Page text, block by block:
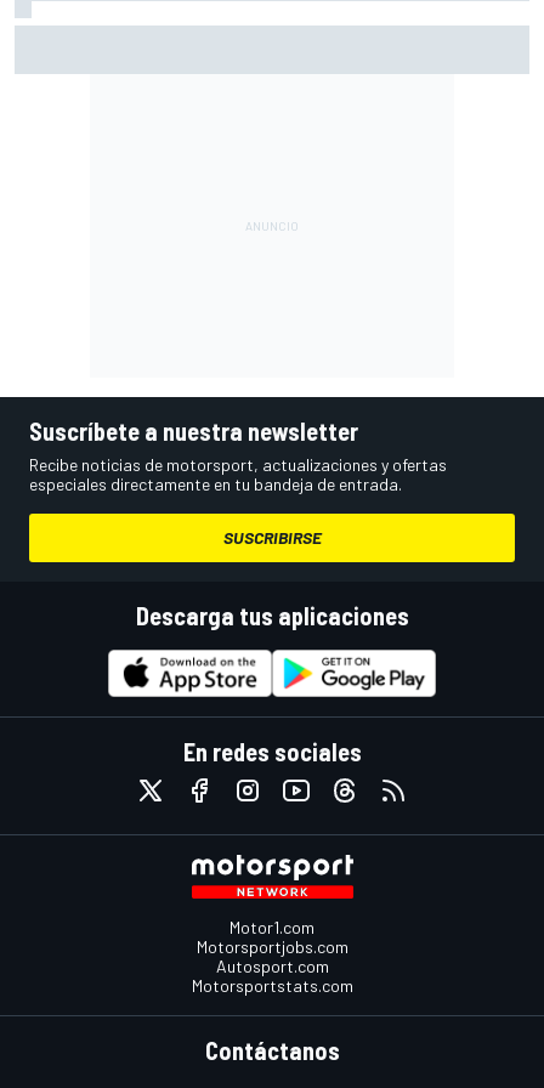
Suscríbete a nuestra newsletter
Recibe noticias de motorsport, actualizaciones y ofertas
especiales directamente en tu bandeja de entrada.
SUSCRIBIRSE
Descarga tus aplicaciones
En redes sociales
Motor1.com
Motorsportjobs.com
Autosport.com
Motorsportstats.com
Contáctanos